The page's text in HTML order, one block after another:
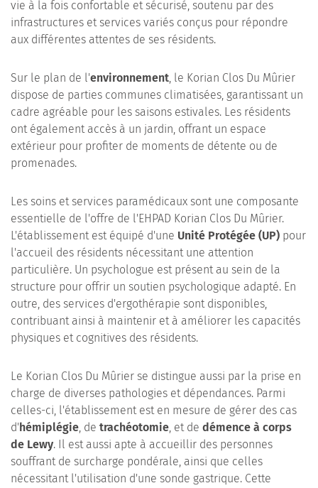
vie à la fois confortable et sécurisé, soutenu par des
infrastructures et services variés conçus pour répondre
aux différentes attentes de ses résidents.
Sur le plan de l'environnement, le Korian Clos Du Mûrier
dispose de parties communes climatisées, garantissant un
cadre agréable pour les saisons estivales. Les résidents
ont également accès à un jardin, offrant un espace
extérieur pour profiter de moments de détente ou de
promenades.
Les soins et services paramédicaux sont une composante
essentielle de l'offre de l'EHPAD Korian Clos Du Mûrier.
L'établissement est équipé d'une Unité Protégée (UP) pour
l'accueil des résidents nécessitant une attention
particulière. Un psychologue est présent au sein de la
structure pour offrir un soutien psychologique adapté. En
outre, des services d'ergothérapie sont disponibles,
contribuant ainsi à maintenir et à améliorer les capacités
physiques et cognitives des résidents.
Le Korian Clos Du Mûrier se distingue aussi par la prise en
charge de diverses pathologies et dépendances. Parmi
celles-ci, l'établissement est en mesure de gérer des cas
d'hémiplégie, de trachéotomie, et de démence à corps
de Lewy. Il est aussi apte à accueillir des personnes
souffrant de surcharge pondérale, ainsi que celles
nécessitant l'utilisation d'une sonde gastrique. Cette